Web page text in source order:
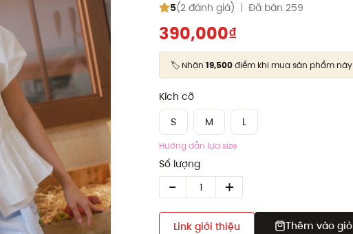
TÍCH ĐIỂM 5% CHO MỌI ĐƠN HÀNG
5(2 đánh giá) Đã bán 259
390,000₫
🏷️ Nhận 19,500điểm khi mua sản phẩm này
Kích cỡ
S
M L
Hướng dẫn lựa size
Số lượng
Link giới thiệu Thêm vào giỏ